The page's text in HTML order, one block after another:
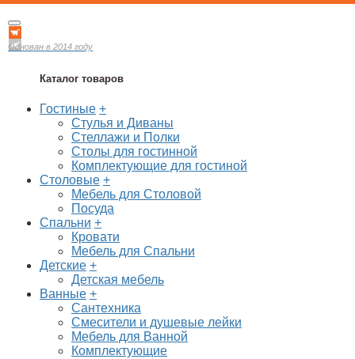
Основан в 2014 году
Каталог товаров
Гостиные +
Стулья и Диваны
Стеллажи и Полки
Столы для гостинной
Комплектующие для гостиной
Столовые +
Мебель для Столовой
Посуда
Спальни +
Кровати
Мебель для Спальни
Детские +
Детская мебель
Ванные +
Сантехника
Смесители и душевые лейки
Мебель для Ванной
Комплектующие